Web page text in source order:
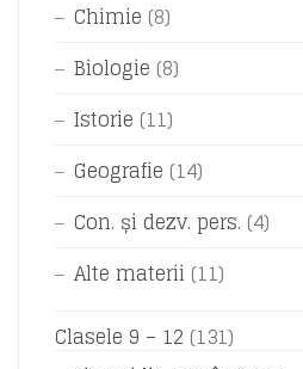
Chimie (8)
Biologie (8)
Istorie (11)
Geografie (14)
Con. și dezv. pers. (4)
Alte materii (11)
Clasele 9 – 12 (131)